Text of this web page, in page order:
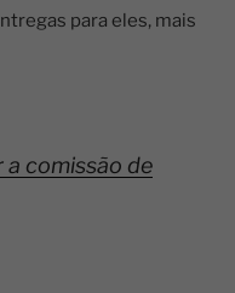
para eles, mais
comissão de